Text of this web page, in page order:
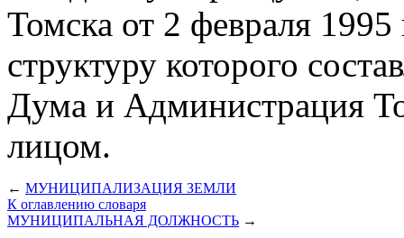
Томска от 2 февраля
структуру которого
Дума и Администрация
лицом.
← МУНИЦИПАЛИЗАЦИЯ ЗЕМЛИ
К оглавлению словаря
МУНИЦИПАЛЬНАЯ ДОЛЖНОСТЬ →